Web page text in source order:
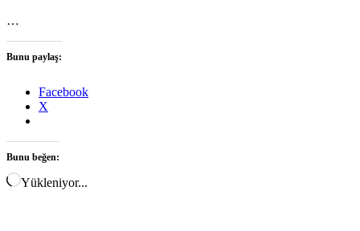
…
Bunu paylaş:
Facebook
X
Bunu beğen:
Yükleniyor...